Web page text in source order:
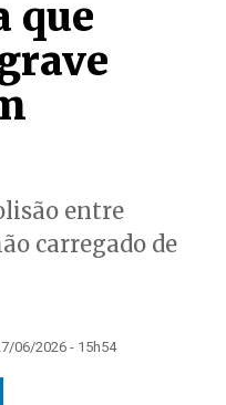
que
entre
carregado de
06/2026 - 15h54